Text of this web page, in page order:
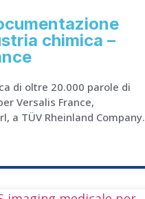
chimica –
di oltre 20.000 parole di
Versalis France,
a TÜV Rheinland Company.